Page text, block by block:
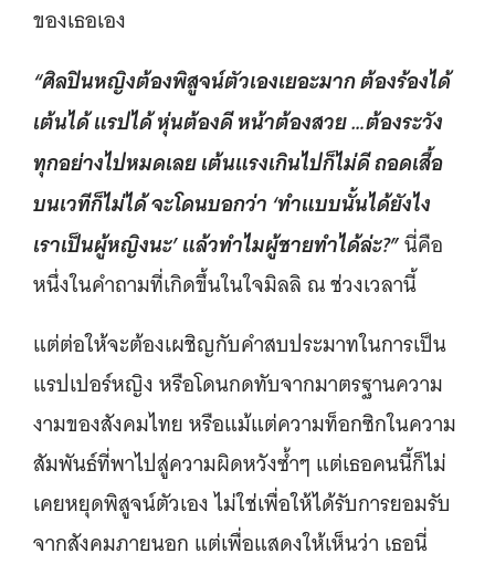
ของเธอเอง
“ศิลปินหญิงต้องพิสูจน์ตัวเองเยอะมาก ต้องร้องได้
เต้นได้ แรปได้ หุ่นต้องดี หน้าต้องสวย …ต้องระวัง
ทุกอย่างไปหมดเลย เต้นแรงเกินไปก็ไม่ดี ถอดเสื้อ
บนเวทีก็ไม่ได้ จะโดนบอกว่า ‘ทำแบบนั้นได้ยังไง
เราเป็นผู้หญิงนะ’ แล้วทำไมผู้ชายทำได้ล่ะ?”นี่คือ
หนึ่งในคำถามที่เกิดขึ้นในใจมิลลิ ณ ช่วงเวลานี้
แต่ต่อให้จะต้องเผชิญกับคำสบประมาทในการเป็น
แรปเปอร์หญิง หรือโดนกดทับจากมาตรฐานความ
งามของสังคมไทย หรือแม้แต่ความท็อกซิกในความ
สัมพันธ์ที่พาไปสู่ความผิดหวังซ้ำๆ แต่เธอคนนี้ก็ไม่
เคยหยุดพิสูจน์ตัวเอง ไม่ใช่เพื่อให้ได้รับการยอมรับ
จากสังคมภายนอก แต่เพื่อแสดงให้เห็นว่า เธอนี่